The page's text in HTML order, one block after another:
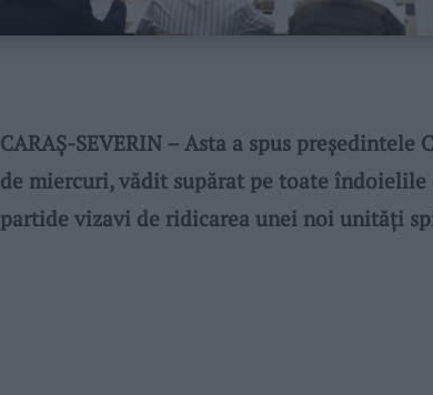
CARAŞ-SEVERIN – Asta a spus
de miercuri, vădit supărat pe toate
partide vizavi de ridicarea unei noi unităţi